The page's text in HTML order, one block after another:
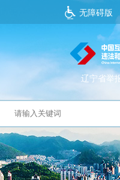
无障碍版
辽宁省举